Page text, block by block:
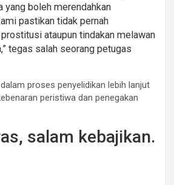
yang boleh merendahkan
pastikan tidak pernah
ataupun tindakan melawan
tegas salah seorang petugas
proses penyelidikan lebih lanjut
peristiwa dan penegakan
salam kebajikan.